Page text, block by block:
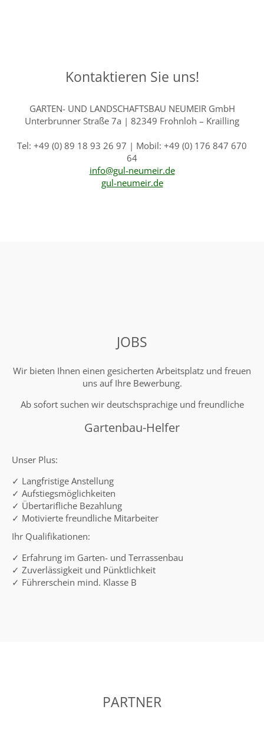
Kontaktieren Sie uns!
GARTEN- UND LANDSCHAFTSBAU NEUMEIR GmbH
Unterbrunner Straße 7a | 82349 Frohnloh – Krailling
Tel: +49 (0) 89 18 93 26 97 | Mobil: +49 (0) 176 847 670
64
info@gul-neumeir.de
gul-neumeir.de
JOBS
Wir bieten Ihnen einen gesicherten Arbeitsplatz und freuen
uns auf Ihre Bewerbung.
Ab sofort suchen wir deutschsprachige und freundliche
Gartenbau-Helfer
Unser Plus:
✓ Langfristige Anstellung
✓ Aufstiegsmöglichkeiten
✓ Übertarifliche Bezahlung
✓ Motivierte freundliche Mitarbeiter
Ihr Qualifikationen:
✓ Erfahrung im Garten- und Terrassenbau
✓ Zuverlässigkeit und Pünktlichkeit
✓ Führerschein mind. Klasse B
PARTNER